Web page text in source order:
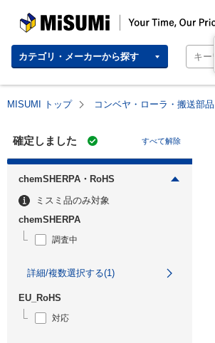
MISUMI | Your Time, Our Priority
カテゴリ・メーカーから探す
MISUMI トップ コンベヤ・ローラ・搬送部品
確定しました すべて解除
chemSHERPA・RoHS
ミスミ品のみ対象
chemSHERPA
調査中
詳細/複数選択する(1)
EU_RoHS
対応